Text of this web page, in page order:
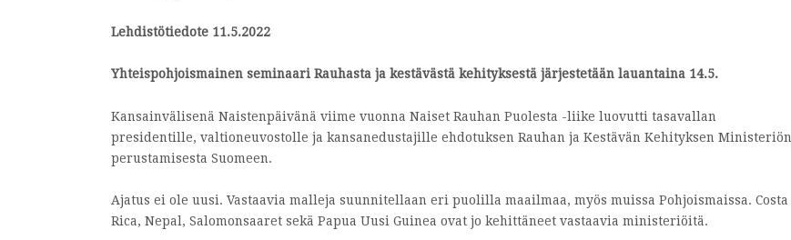
Lehdistötiedote 11.5.2022
Yhteispohjoismainen seminaari Rauhasta ja kestävästä kehityksestä järjestetään lauantaina 14.5.
Kansainvälisenä Naistenpäivänä viime vuonna Naiset Rauhan Puolesta -liike luovutti tasavallan
presidentille, valtioneuvostolle ja kansanedustajille ehdotuksen Rauhan ja Kestävän Kehityksen Ministeriön
perustamisesta Suomeen.
Ajatus ei ole uusi. Vastaavia malleja suunnitellaan eri puolilla maailmaa, myös muissa Pohjoismaissa. Costa
Rica, Nepal, Salomonsaaret sekä Papua Uusi Guinea ovat jo kehittäneet vastaavia ministeriöitä.